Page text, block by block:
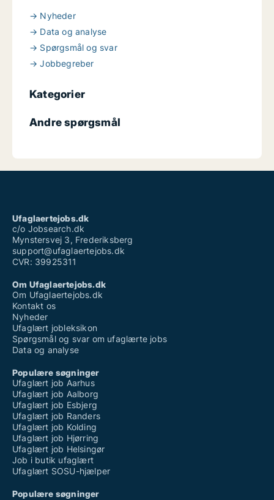
→ Nyheder
→ Data og analyse
→ Spørgsmål og svar
→ Jobbegreber
Kategorier
Andre spørgsmål
Ufaglaertejobs.dk
c/o Jobsearch.dk
Mynstersvej 3, Frederiksberg
support@ufaglaertejobs.dk
CVR: 39925311
Om Ufaglaertejobs.dk
Om Ufaglaertejobs.dk
Kontakt os
Nyheder
Ufaglært jobleksikon
Spørgsmål og svar om ufaglærte jobs
Data og analyse
Populære søgninger
Ufaglært job Aarhus
Ufaglært job Aalborg
Ufaglært job Esbjerg
Ufaglært job Randers
Ufaglært job Kolding
Ufaglært job Hjørring
Ufaglært job Helsingør
Job i butik ufaglært
Ufaglært SOSU-hjælper
Populære søgninger